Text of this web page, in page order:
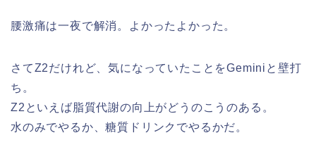
腰激痛は一夜で解消。よかったよかった。
さてZ2だけれど、気になっていたことをGeminiと壁打
ち。
Z2といえば脂質代謝の向上がどうのこうのある。
水のみでやるか、糖質ドリンクでやるかだ。